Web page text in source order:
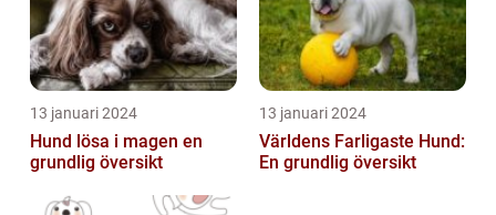
13 januari 2024
Hund lösa i magen en
grundlig översikt
13 januari 2024
Världens Farligaste Hund:
En grundlig översikt